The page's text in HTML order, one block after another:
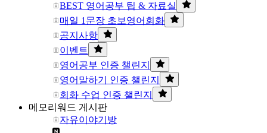
BEST 영어공부 팁 & 자료실
매일 1문장 초보영어회화
공지사항
이벤트
영어공부 인증 챌린지
영어말하기 인증 챌린지
회화 수업 인증 챌린지
메모리워드 게시판
자유이야기방